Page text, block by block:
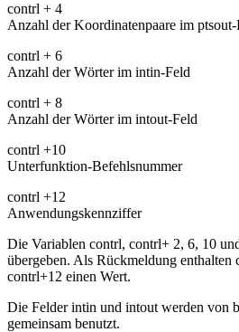
contrl + 4
Anzahl der Koordinatenpaare im ptsout-
contrl + 6
Anzahl der Wörter im intin-Feld
contrl + 8
Anzahl der Wörter im intout-Feld
contrl +10
Unterfunktion-Befehlsnummer
contrl +12
Anwendungskennziffer
Die Variablen contrl, contrl+ 2, 6, 10
übergeben. Als Rückmeldung enthalten
contrl+12 einen Wert.
Die Felder intin und intout werden von
gemeinsam benutzt.